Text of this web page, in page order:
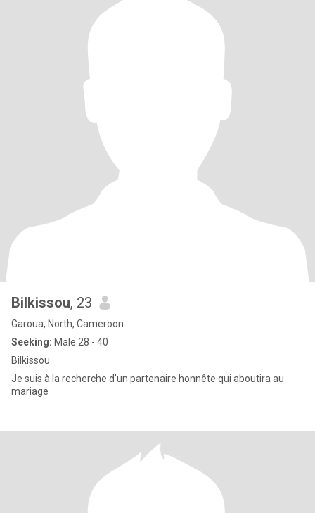
Bilkissou, 23
Garoua, North, Cameroon
Seeking: Male 28 - 40
Bilkissou
Je suis à la recherche d'un partenaire honnête qui aboutira au
mariage